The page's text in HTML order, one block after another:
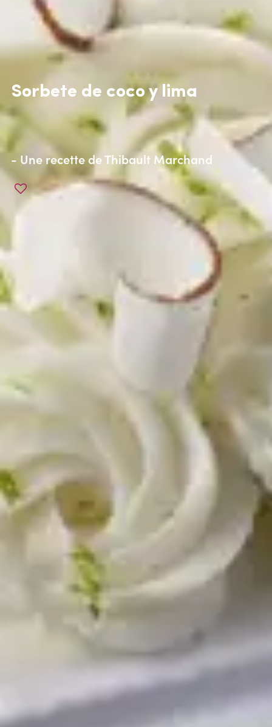
Sorbete de coco y lima
- Une recette deThibault Marchand